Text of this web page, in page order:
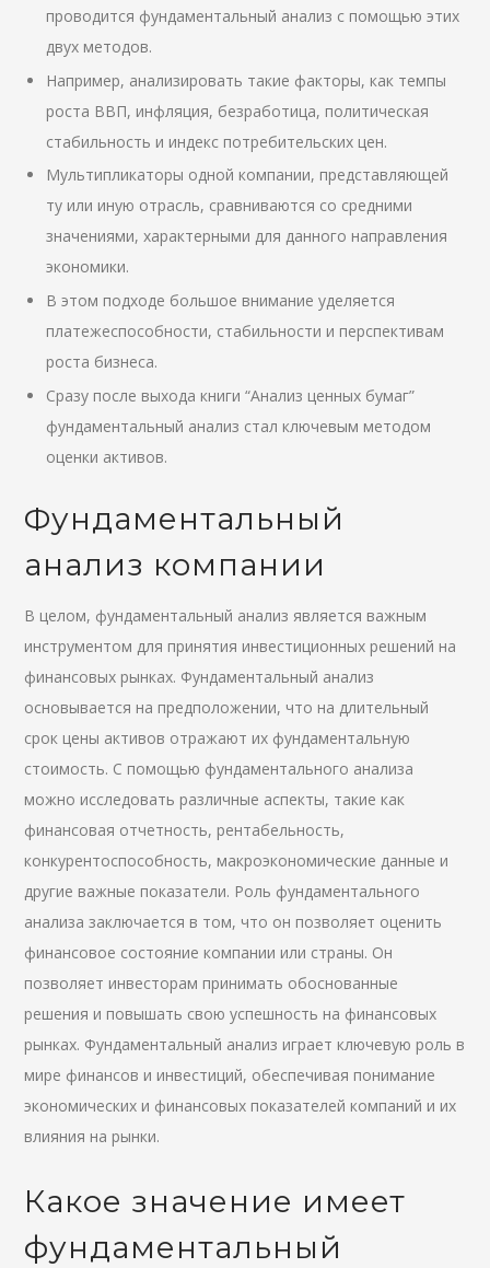
проводится фундаментальный анализ с помощью этих
двух методов.
Например, анализировать такие факторы, как темпы
роста ВВП, инфляция, безработица, политическая
стабильность и индекс потребительских цен.
Мультипликаторы одной компании, представляющей
ту или иную отрасль, сравниваются со средними
значениями, характерными для данного направления
экономики.
В этом подходе большое внимание уделяется
платежеспособности, стабильности и перспективам
роста бизнеса.
Сразу после выхода книги “Анализ ценных бумаг”
фундаментальный анализ стал ключевым методом
оценки активов.
Фундаментальный
анализ компании
В целом, фундаментальный анализ является важным
инструментом для принятия инвестиционных решений на
финансовых рынках. Фундаментальный анализ
основывается на предположении, что на длительный
срок цены активов отражают их фундаментальную
стоимость. С помощью фундаментального анализа
можно исследовать различные аспекты, такие как
финансовая отчетность, рентабельность,
конкурентоспособность, макроэкономические данные и
другие важные показатели. Роль фундаментального
анализа заключается в том, что он позволяет оценить
финансовое состояние компании или страны. Он
позволяет инвесторам принимать обоснованные
решения и повышать свою успешность на финансовых
рынках. Фундаментальный анализ играет ключевую роль в
мире финансов и инвестиций, обеспечивая понимание
экономических и финансовых показателей компаний и их
влияния на рынки.
Какое значение имеет
фундаментальный